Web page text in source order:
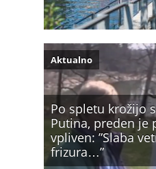
Po spletu krožijo
Putina, preden je
vpliven: ”Slaba
frizura…”
Aktualno